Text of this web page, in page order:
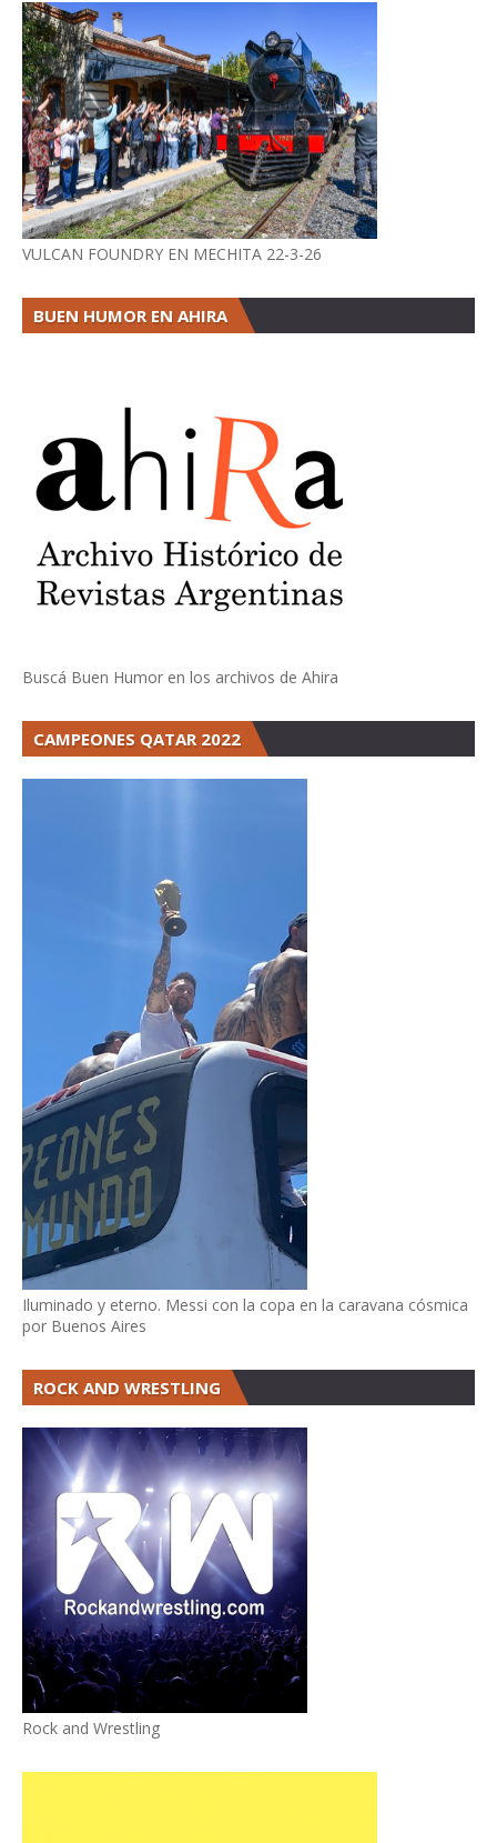
VULCAN FOUNDRY EN MECHITA 22-3-26
BUEN HUMOR EN AHIRA
Buscá Buen Humor en los archivos de Ahira
CAMPEONES QATAR 2022
Iluminado y eterno. Messi con la copa en la caravana cósmica
por Buenos Aires
ROCK AND WRESTLING
Rock and Wrestling